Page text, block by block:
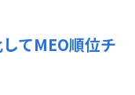
てMEO順位チ